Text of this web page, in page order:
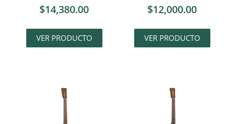
$14,380.00
VER PRODUCTO
$12,000.00
VER PRODUCTO